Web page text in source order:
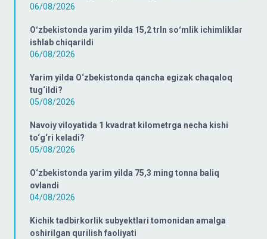
06/08/2026
Oʻzbekistonda yarim yilda 15,2 trln soʻmlik ichimliklar
ishlab chiqarildi
06/08/2026
Yarim yilda O‘zbekistonda qancha egizak chaqaloq
tug‘ildi?
05/08/2026
Navoiy viloyatida 1 kvadrat kilometrga necha kishi
to‘g‘ri keladi?
05/08/2026
O‘zbekistonda yarim yilda 75,3 ming tonna baliq
ovlandi
04/08/2026
Kichik tadbirkorlik subyektlari tomonidan amalga
oshirilgan qurilish faoliyati